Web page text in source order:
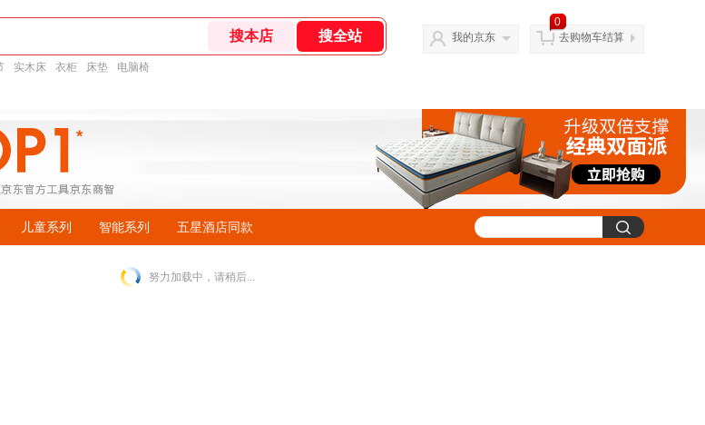
实木床 衣柜 床垫 电脑椅
我的京东
0
去购物车结算
儿童系列 智能系列 五星酒店同款
努力加载中，请稍后...